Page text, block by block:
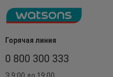
Горячая линия
0 800 300 333